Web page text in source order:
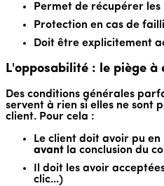
Permet de récupérer les
Protection en cas de
Doit être explicitement
L'opposabilité : le piège à
Des conditions générales
servent à rien si elles ne sont
client. Pour cela :
Le client doit avoir pu
avant la conclusion du
Il doit les avoir
clic...)